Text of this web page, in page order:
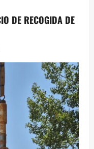
DE RECOGIDA DE